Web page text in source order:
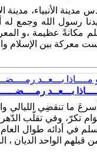
مدينة الأنبياء،
رسول الله وجمع له
مكانةً عظيمة ،و
معركة بين الإسلام
بـــعــد
ما تنقضِي الليالي
تكرّ، وفي تقلّب
في أدائه طوال
قبلهم الواحد الديان ،